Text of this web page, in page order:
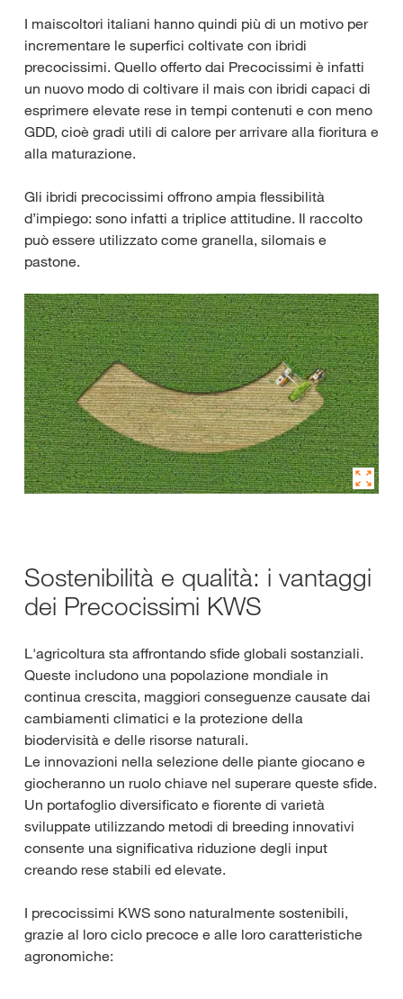
I maiscoltori italiani hanno quindi più di un motivo per
incrementare le superfici coltivate con ibridi
precocissimi. Quello offerto dai Precocissimi è infatti
un nuovo modo di coltivare il mais con ibridi capaci di
esprimere elevate rese in tempi contenuti e con meno
GDD, cioè gradi utili di calore per arrivare alla fioritura e
alla maturazione.
Gli ibridi precocissimi offrono ampia flessibilità
d’impiego: sono infatti a triplice attitudine. Il raccolto
può essere utilizzato come granella, silomais e
pastone.
Sostenibilità e qualità: i vantaggi
dei Precocissimi KWS
L'agricoltura sta affrontando sfide globali sostanziali.
Queste includono una popolazione mondiale in
continua crescita, maggiori conseguenze causate dai
cambiamenti climatici e la protezione della
biodervisità e delle risorse naturali.
Le innovazioni nella selezione delle piante giocano e
giocheranno un ruolo chiave nel superare queste sfide.
Un portafoglio diversificato e fiorente di varietà
sviluppate utilizzando metodi di breeding innovativi
consente una significativa riduzione degli input
creando rese stabili ed elevate.
I precocissimi KWS sono naturalmente sostenibili,
grazie al loro ciclo precoce e alle loro caratteristiche
agronomiche: